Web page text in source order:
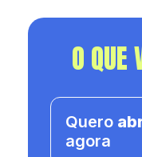
O QUE
Quero
agora